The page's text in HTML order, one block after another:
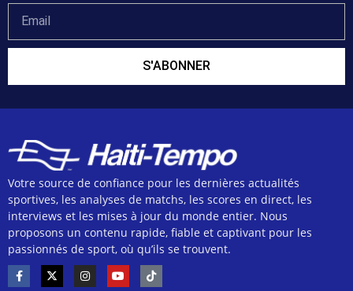
S'ABONNER
Votre source de confiance pour les dernières actualités
sportives, les analyses de matchs, les scores en direct, les
interviews et les mises à jour du monde entier. Nous
proposons un contenu rapide, fiable et captivant pour les
passionnés de sport, où qu’ils se trouvent.